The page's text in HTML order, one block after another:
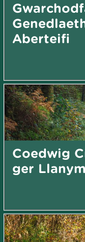
Aberteifi
Coedwig
ger